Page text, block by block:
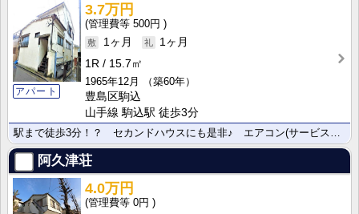
アパート
3.7万円
500円
1ヶ月
1ヶ月
1R
15.7㎡
1965年12月
（築60年）
豊島区駒込
山手線 駒込駅 徒歩3分
駅まで徒歩3分！？ セカンドハウスにも是非♪ エアコン(サービス品)♪
阿久津荘
4.0万円
0円